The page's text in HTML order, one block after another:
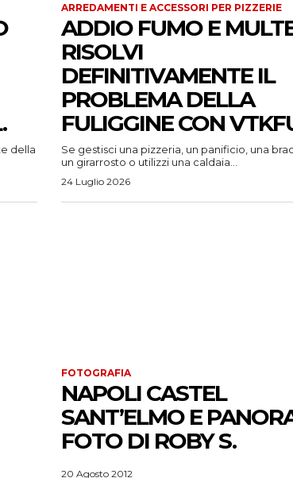
della
ARREDAMENTI E ACCESSORI PER PIZZERIE
ADDIO FUMO E
RISOLVI
DEFINITIVAMENTE IL
PROBLEMA DELLA
FULIGGINE CON
Se gestisci una pizzeria, un panificio, una
un girarrosto o utilizzi una caldaia...
24 Luglio 2026
FOTOGRAFIA
NAPOLI CASTEL
SANT’ELMO E
FOTO DI ROBY S.
20 Agosto 2012